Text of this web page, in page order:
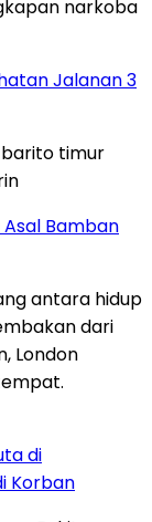
Jalanan 3
Asal Bamban
di
Korban